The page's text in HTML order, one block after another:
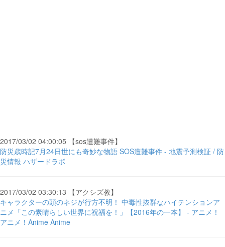
2017/03/02 04:00:05 【sos遭難事件】
防災歳時記7月24日世にも奇妙な物語 SOS遭難事件 - 地震予測検証 / 防
災情報 ハザードラボ
2017/03/02 03:30:13 【アクシズ教】
キャラクターの頭のネジが行方不明！ 中毒性抜群なハイテンションア
ニメ「この素晴らしい世界に祝福を！」【2016年の一本】 - アニメ！
アニメ！Anime Anime